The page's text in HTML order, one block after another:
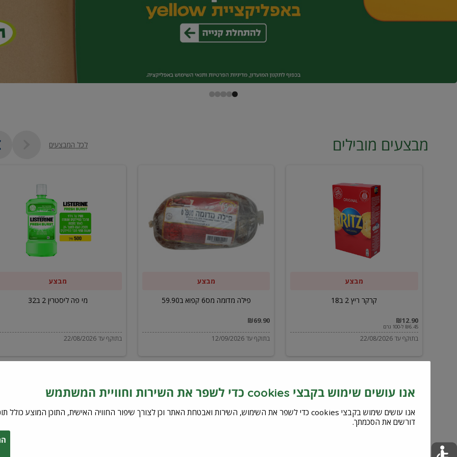
מבצעים מובילים לכל המבצעים
מבצע
קרקר ריץ 2 ב18
₪12.90
₪6.45 ל-100 גרם
בתוקף עד 22/08/2026
מדומה
מס6
קפוא
מבצע
פילה מדומה מס6 קפוא ב59.90
₪69.90
בתוקף עד 12/09/2026
ליסטרין
מבצע
מי פה ליסטרין 2 ב32
בתוקף עד 22/08/2026
אנו עושים שימוש בקבצי cookies כדי לשפר את השירות וחוויית המשתמש
דורשים את הסכמתך.